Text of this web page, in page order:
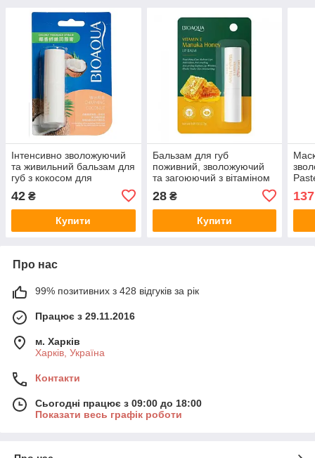
Інтенсивно зволожуючий
та живильний бальзам для
губ з кокосом для
пом'якшення, загоєння та
захисту Bioaqua
42 ₴
Купити
Бальзам для губ
поживний, зволожуючий
та загоюючий з вітаміном
BIOAQUA 2.7 г
28₴
Купити
Про нас
99% позитивних з 428 відгуків за рік
Працює з 29.11.2016
м. Харків
Харків, Україна
Контакти
Сьогодні працює з 09:00 до 18:00
Показати весь графік роботи